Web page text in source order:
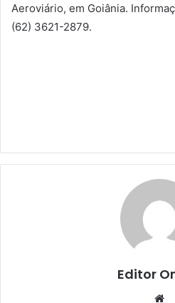
Aeroviário, em Goiânia.
(62) 3621-2879.
Editor